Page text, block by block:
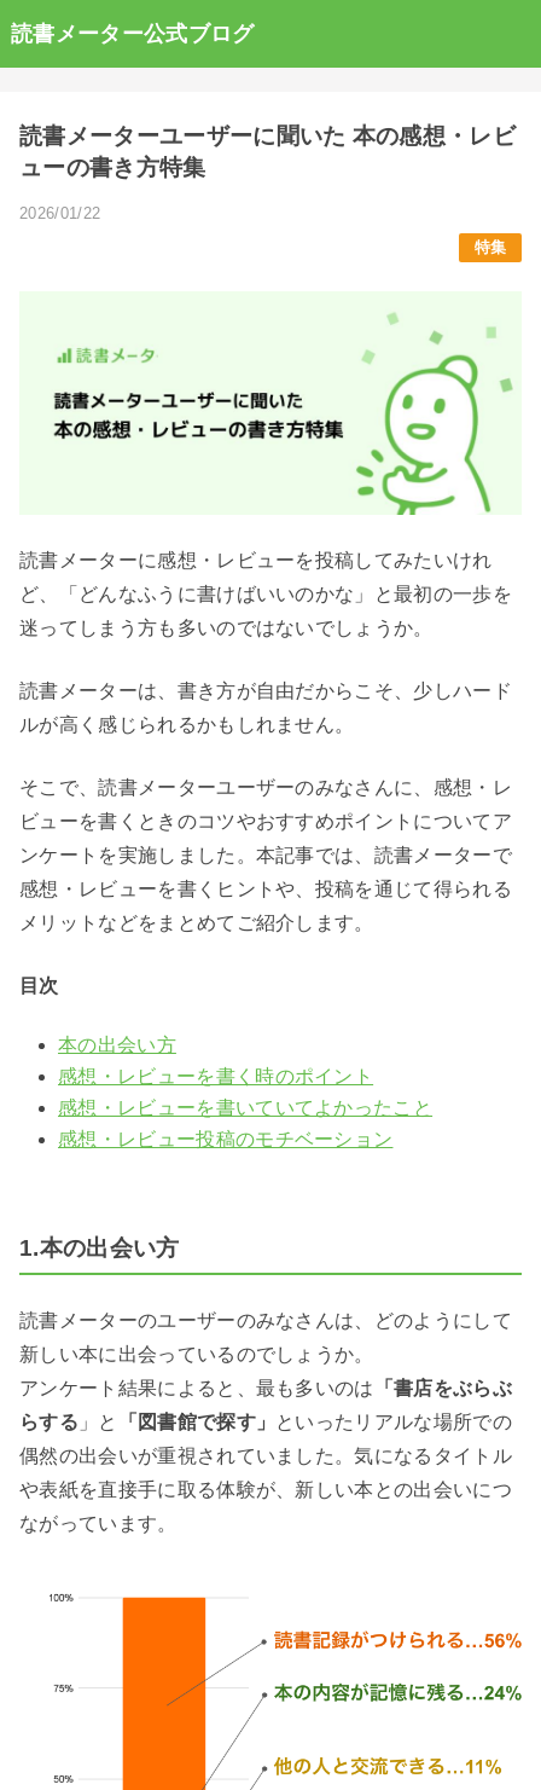
読書メーター公式ブログ
読書メーターユーザーに聞いた 本の感想・レビ
ューの書き方特集
2026/01/22
特集
読書メーターに感想・レビューを投稿してみたいけれ
ど、「どんなふうに書けばいいのかな」と最初の一歩を
迷ってしまう方も多いのではないでしょうか。
読書メーターは、書き方が自由だからこそ、少しハード
ルが高く感じられるかもしれません。
そこで、読書メーターユーザーのみなさんに、感想・レ
ビューを書くときのコツやおすすめポイントについてア
ンケートを実施しました。本記事では、読書メーターで
感想・レビューを書くヒントや、投稿を通じて得られる
メリットなどをまとめてご紹介します。
目次
本の出会い方
感想・レビューを書く時のポイント
感想・レビューを書いていてよかったこと
感想・レビュー投稿のモチベーション
1.本の出会い方
読書メーターのユーザーのみなさんは、どのようにして
新しい本に出会っているのでしょうか。
アンケート結果によると、最も多いのは
「書店をぶらぶ
らする 」と 「図書館で探す」
といったリアルな場所での
偶然の出会いが重視されていました。気になるタイトル
や表紙を直接手に取る体験が、新しい本との出会いにつ
ながっています。